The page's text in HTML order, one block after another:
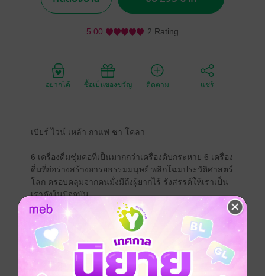
5.00 2 Rating
อยากได้ ซื้อเป็นของขวัญ ติดตาม แชร์
เบียร์ ไวน์ เหล้า กาแฟ ชา โคลา
6 เครื่องดื่มชุ่มคอที่เป็นมากกว่าเครื่องดับกระหาย 6 เครื่อง
ดื่มที่ก่อร่างสร้างอารยธรรมมนุษย์ พลิกโฉมประวัติศาสตร์
โลก ครอบคลุมจากคนมั่งมีถึงผู้ยากไร้ รังสรรค์ให้เราเป็น
เราดังในปัจจุบัน
ทอม สแตนเดจ รองบรรณาธิการ The Economist พาเรา
ออกผจญภัยผ่านเครื่องดื่ม 6 แก้วที่เป็นตัวแทนแต่ละยุค
สมัย เปิดต่อมรับรสด้วยเบียร์จากยุคเปลี่ยนผ่านสู่วิถีเกษตร
สำแดงอารยะของกรีก-โรมันผ่านไวน์ชั้นเลิศ บุกเบิกเส้น
ทางเดินทะเลรอบโลกไปกับเหล้ากลั่นรสแรง พร้อมจุดเชื้อ